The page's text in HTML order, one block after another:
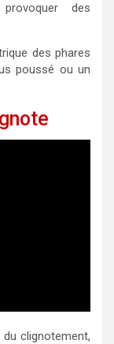
des
des phares
poussé ou un
clignotement,